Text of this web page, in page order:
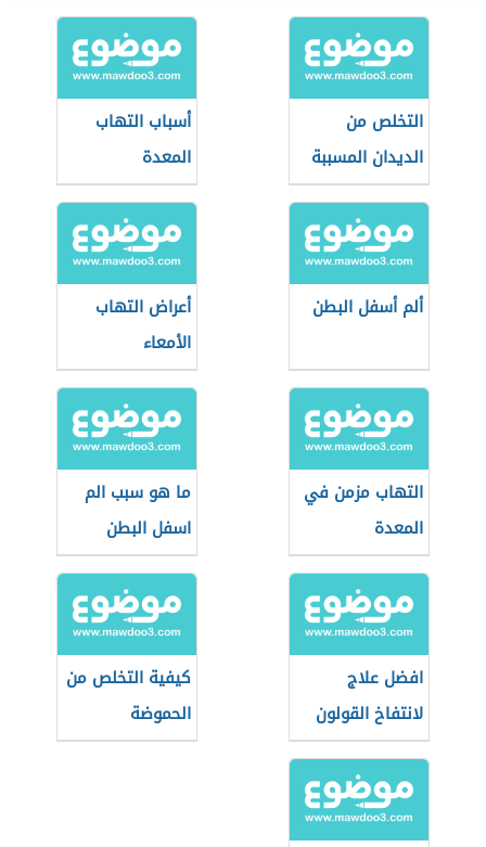
التخلص من
الديدان المسببة
للنحافة
أسباب التهاب
المعدة
ألم أسفل البطن
أعراض التهاب
الأمعاء
التهاب مزمن في
المعدة
ما هو سبب الم
اسفل البطن
افضل علاج
لانتفاخ القولون
كيفية التخلص من
الحموضة